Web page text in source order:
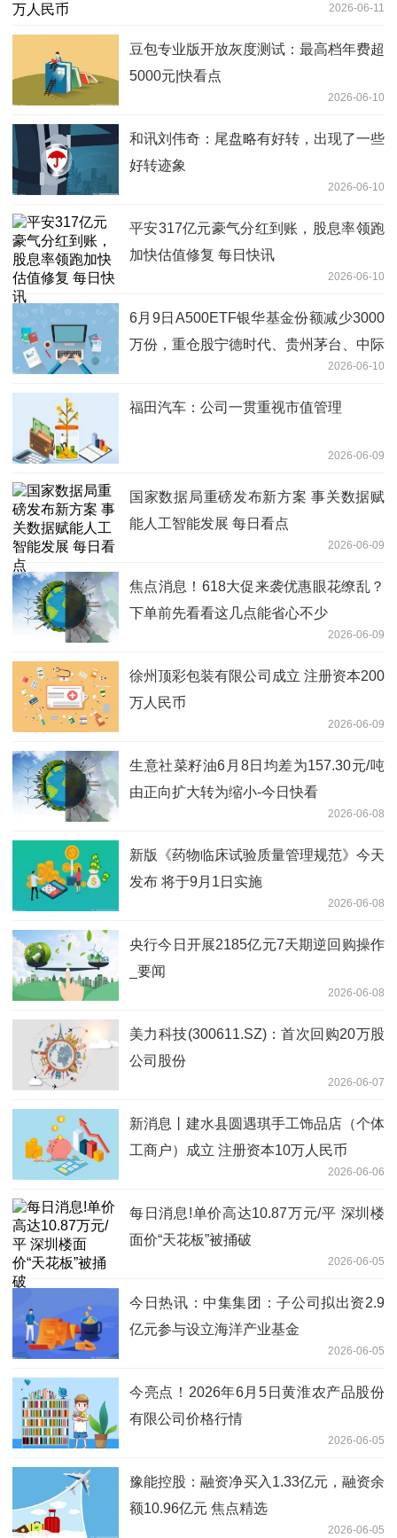
2026-06-11
豆包专业版开放灰度测试：最高档年费超
5000元|快看点
2026-06-10
和讯刘伟奇：尾盘略有好转，出现了一些
好转迹象
2026-06-10
平安317亿元豪气分红到账，股息率领跑
加快估值修复 每日快讯
2026-06-10
6月9日A500ETF银华基金份额减少3000
万份，重仓股宁德时代、贵州茅台、中际
2026-06-10
福田汽车：公司一贯重视市值管理
2026-06-09
国家数据局重磅发布新方案 事关数据赋
能人工智能发展 每日看点
2026-06-09
焦点消息！618大促来袭优惠眼花缭乱？
下单前先看看这几点能省心不少
2026-06-09
徐州顶彩包装有限公司成立 注册资本200
万人民币
2026-06-09
生意社菜籽油6月8日均差为157.30元/吨
由正向扩大转为缩小-今日快看
2026-06-08
新版《药物临床试验质量管理规范》今天
发布 将于9月1日实施
2026-06-08
央行今日开展2185亿元7天期逆回购操作
_要闻
2026-06-08
美力科技(300611.SZ)：首次回购20万股
公司股份
2026-06-07
新消息丨建水县圆遇琪手工饰品店（个体
工商户）成立 注册资本10万人民币
2026-06-06
每日消息!单价高达10.87万元/平 深圳楼
面价“天花板”被捅破
2026-06-05
今日热讯：中集集团：子公司拟出资2.9
亿元参与设立海洋产业基金
2026-06-05
今亮点！2026年6月5日黄淮农产品股份
有限公司价格行情
2026-06-05
豫能控股：融资净买入1.33亿元，融资余
额10.96亿元 焦点精选
2026-06-05